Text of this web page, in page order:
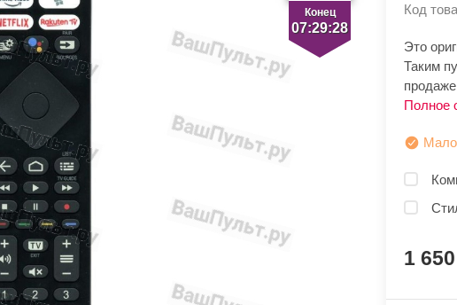
Конец
07:29:28
Код
Это
Таким
Полное
Мало
1 650